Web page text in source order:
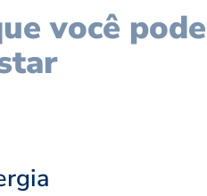
você pode